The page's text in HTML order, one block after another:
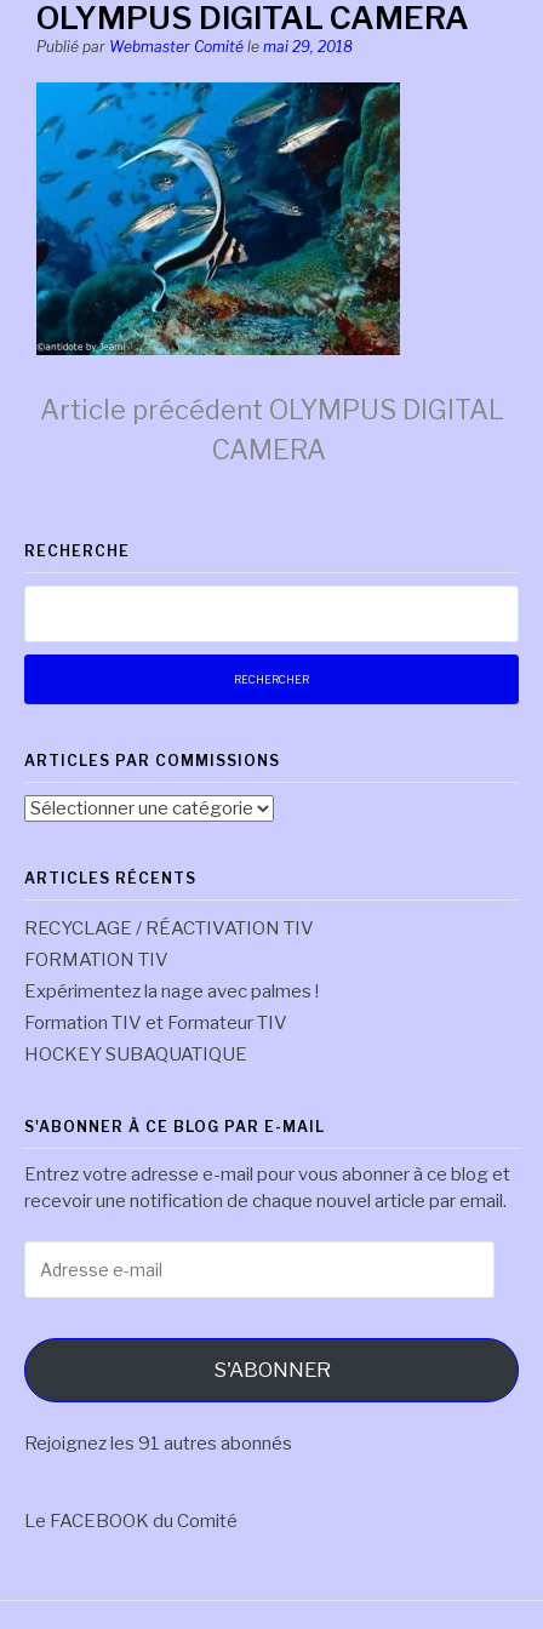
OLYMPUS DIGITAL CAMERA
Publié par Webmaster Comité le mai 29, 2018
Lire
suite
Article précédent OLYMPUS DIGITAL
CAMERA
RECHERCHE
ARTICLES PAR COMMISSIONS
Articles
ARTICLES RÉCENTS
RECYCLAGE / RÉACTIVATION TIV
FORMATION TIV
Expérimentez la nage avec palmes !
Formation TIV et Formateur TIV
HOCKEY SUBAQUATIQUE
S'ABONNER À CE BLOG PAR E-MAIL
Entrez votre adresse e-mail pour vous abonner à ce blog et
recevoir une notification de chaque nouvel article par email.
e-
S'ABONNER
Rejoignez les 91 autres abonnés
Le FACEBOOK du Comité